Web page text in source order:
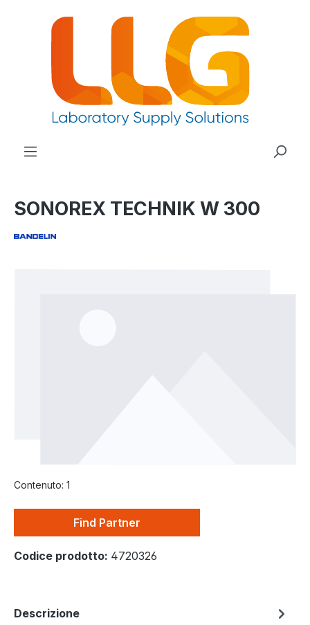
principale
SONOREX TECHNIK W 300
Contenuto: 1
Find Partner
Codice prodotto: 4720326
Descrizione